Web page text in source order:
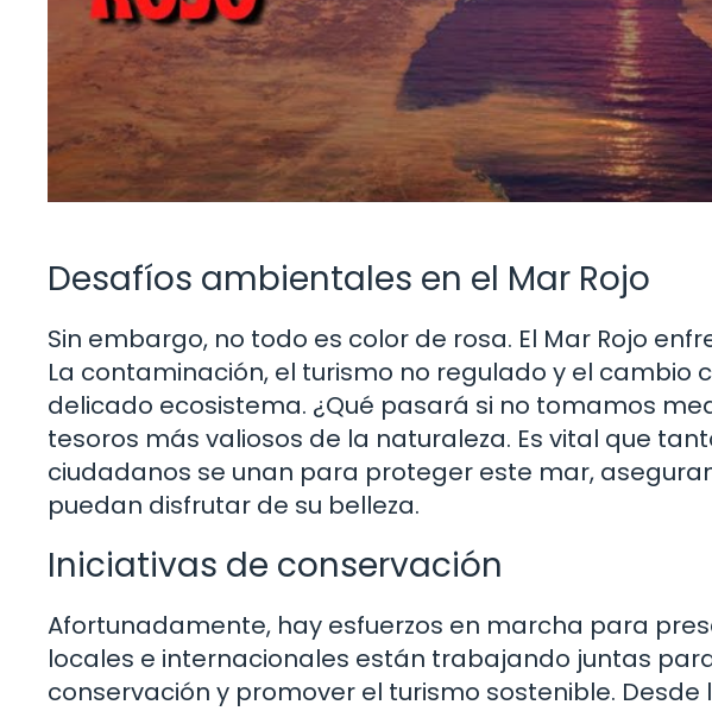
Desafíos ambientales en el Mar Rojo
Sin embargo, no todo es color de rosa. El Mar Rojo
La contaminación, el turismo no regulado y el cambio
delicado ecosistema. ¿Qué pasará si no tomamos
tesoros más valiosos de la naturaleza. Es vital que
ciudadanos se unan para proteger este mar,
puedan disfrutar de su belleza.
Iniciativas de conservación
Afortunadamente, hay esfuerzos en marcha para
locales e internacionales están trabajando juntas
conservación y promover el turismo sostenible.